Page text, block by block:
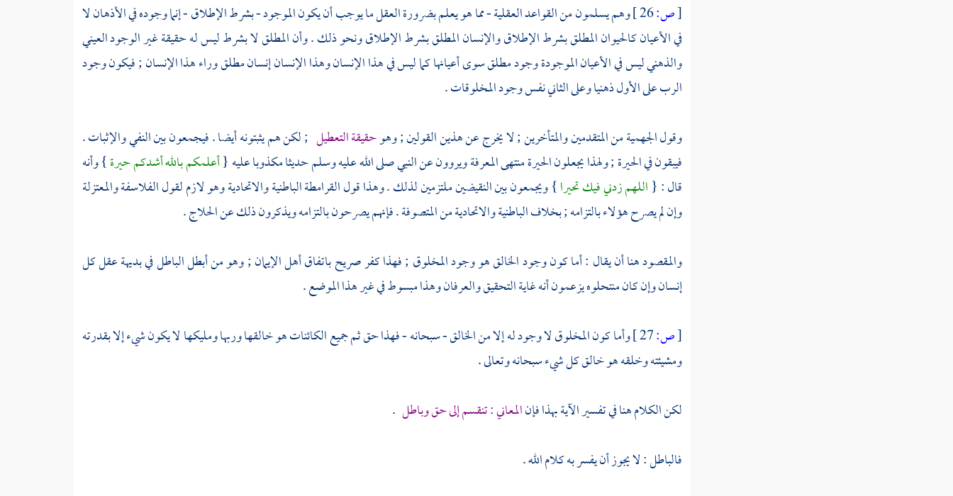
[ص:
وهم يسلمون من القواعد العقلية - مما هو يعلم بضرورة العقل ما يوجب أن يكون الموجود - بشرط الإطلاق - إنما وجوده في الأذهان لا
في الأعيان كالحيوان المطلق بشرط الإطلاق والإنسان المطلق بشرط الإطلاق ونحو ذلك . وأن المطلق لا بشرط ليس له حقيقة غير الوجود العيني
والذهني ليس في الأعيان الموجودة وجود مطلق سوى أعيانها كما ليس في هذا الإنسان وهذا الإنسان إنسان مطلق وراء هذا الإنسان ; فيكون وجود
الرب على الأول ذهنيا وعلى الثاني نفس وجود المخلوقات .
وقولالجهميةمن المتقدمين والمتأخرين ; لا يخرج عن هذين القولين ; وهوحقيقة التعطيل ; لكن هم يثبتونه أيضا . فيجمعون بين النفي والإثبات .
فيبقون في الحيرة ; ولهذا يجعلون الحيرة منتهى المعرفة ويروون عن النبي صلى الله عليه وسلم حديثا مكذوبا عليه {أعلمكم بالله أشدكم حيرة} وأنه
قال : {اللهم زدني فيك تحيرا} ويجمعون بين النقيضين ملتزمين لذلك . وهذا قولالقرامطة الباطنية والاتحاديةوهو لازم لقولالفلاسفة والمعتزلة
وإن لم يصرح هؤلاء بالتزامه ; بخلافالباطنية والاتحاديةمنالمتصوفة. فإنهم يصرحون بالتزامه ويذكرون ذلك عنالحلاج.
والمقصود هنا أن يقال : أما كون وجود الخالق هو وجود المخلوق ; فهذا كفر صريح باتفاق أهل الإيمان ; وهو من أبطل الباطل في بديهة عقل كل
إنسان وإن كان منتحلوه يزعمون أنه غاية التحقيق والعرفان وهذا مبسوط في غير هذا الموضع .
[ص:
وأما كون المخلوق لا وجود له إلا من الخالق - سبحانه - فهذا حق ثم جميع الكائنات هو خالقها وربها ومليكها لا يكون شيء إلا بقدرته
ومشيئته وخلقه هو خالق كل شيء سبحانه وتعالى .
لكن الكلام هنا في تفسير الآية بهذا فإنالمعاني : تنقسم إلى حق وباطل .
فالباطل : لا يجوز أن يفسر به كلام الله .